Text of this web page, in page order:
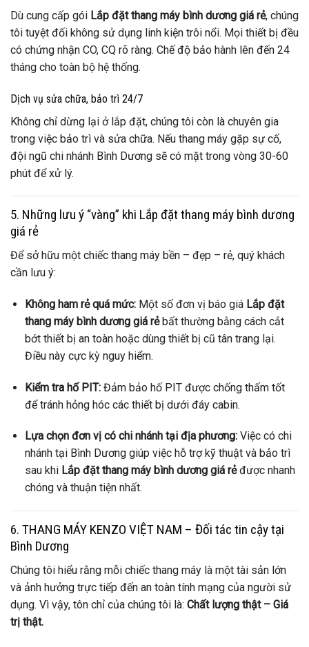
Dù cung cấp gói Lắp đặt thang máy bình dương giá rẻ, chúng
tôi tuyệt đối không sử dụng linh kiện trôi nổi. Mọi thiết bị đều
có chứng nhận CO, CQ rõ ràng. Chế độ bảo hành lên đến 24
tháng cho toàn bộ hệ thống.
Dịch vụ sửa chữa, bảo trì 24/7
Không chỉ dừng lại ở lắp đặt, chúng tôi còn là chuyên gia
trong việc bảo trì và sửa chữa. Nếu thang máy gặp sự cố,
đội ngũ chi nhánh Bình Dương sẽ có mặt trong vòng 30-60
phút để xử lý.
5. Những lưu ý “vàng” khi Lắp đặt thang máy bình dương
giá rẻ
Để sở hữu một chiếc thang máy bền – đẹp – rẻ, quý khách
cần lưu ý:
Không ham rẻ quá mức:Một số đơn vị báo giá Lắp đặt
thang máy bình dương giá rẻbất thường bằng cách cắt
bớt thiết bị an toàn hoặc dùng thiết bị cũ tân trang lại.
Điều này cực kỳ nguy hiểm.
Kiểm tra hố PIT:Đảm bảo hố PIT được chống thấm tốt
để tránh hỏng hóc các thiết bị dưới đáy cabin.
Lựa chọn đơn vị có chi nhánh tại địa phương:Việc có chi
nhánh tại Bình Dương giúp việc hỗ trợ kỹ thuật và bảo trì
sau khi Lắp đặt thang máy bình dương giá rẻđược nhanh
chóng và thuận tiện nhất.
6. THANG MÁY KENZO VIỆT NAM – Đối tác tin cậy tại
Bình Dương
Chúng tôi hiểu rằng mỗi chiếc thang máy là một tài sản lớn
và ảnh hưởng trực tiếp đến an toàn tính mạng của người sử
dụng. Vì vậy, tôn chỉ của chúng tôi là: Chất lượng thật – Giá
trị thật.